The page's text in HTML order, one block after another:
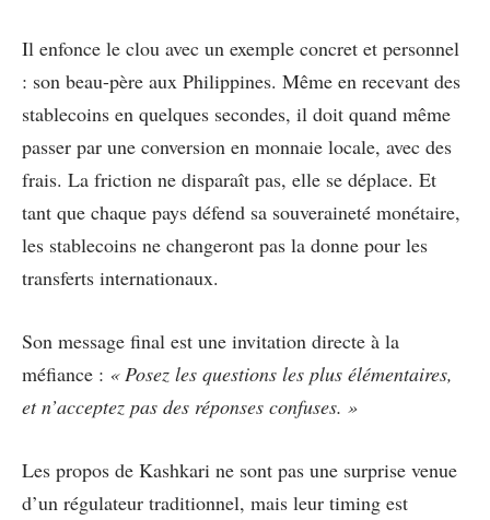
Il enfonce le clou avec un exemple concret et personnel
: son beau-père aux Philippines. Même en recevant des
stablecoins en quelques secondes, il doit quand même
passer par une conversion en monnaie locale, avec des
frais. La friction ne disparaît pas, elle se déplace. Et
tant que chaque pays défend sa souveraineté monétaire,
les stablecoins ne changeront pas la donne pour les
transferts internationaux.
Son message final est une invitation directe à la
méfiance : « Posez les questions les plus élémentaires,
et n’acceptez pas des réponses confuses. »
Les propos de Kashkari ne sont pas une surprise venue
d’un régulateur traditionnel, mais leur timing est